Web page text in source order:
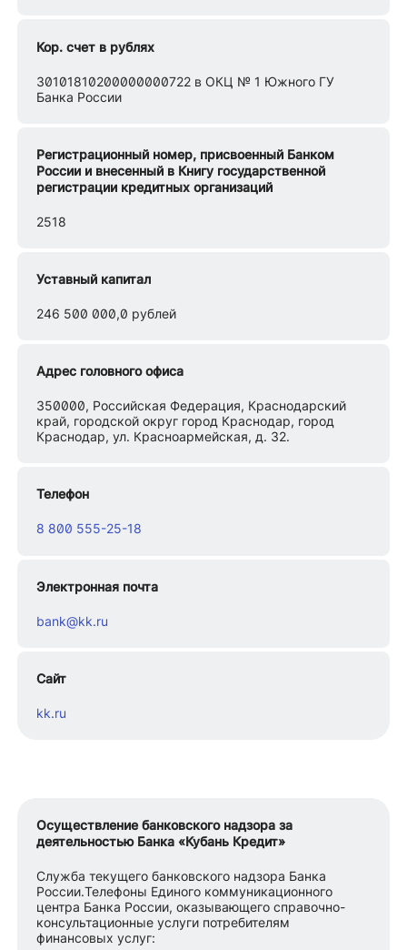
Кор. счет в рублях
30101810200000000722 в ОКЦ № 1 Южного ГУ
Банка России
Регистрационный номер, присвоенный Банком
России и внесенный в Книгу государственной
регистрации кредитных организаций
2518
Уставный капитал
246 500 000,0 рублей
Адрес головного офиса
350000, Российская Федерация, Краснодарский
край, городской округ город Краснодар, город
Краснодар, ул. Красноармейская, д. 32.
Телефон
8 800 555-25-18
Электронная почта
bank@kk.ru
Сайт
kk.ru
Осуществление банковского надзора за
деятельностью Банка «Кубань Кредит»
Служба текущего банковского надзора Банка
России.Телефоны Единого коммуникационного
центра Банка России, оказывающего справочно-
консультационные услуги потребителям
финансовых услуг: